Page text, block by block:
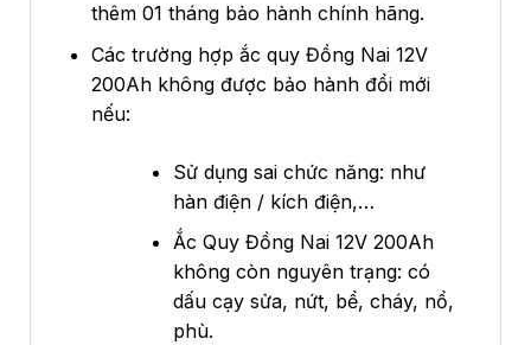
thêm 01 tháng bảo hành chính hãng.
Các trường hợp ắc quy Đồng Nai 12V
200Ah không được bảo hành đổi mới
nếu:
Sử dụng sai chức năng: như
hàn điện / kích điện,…
Ắc Quy Đồng Nai 12V 200Ah
không còn nguyên trạng: có
dấu cạy sửa, nứt, bể, cháy, nổ,
phù.